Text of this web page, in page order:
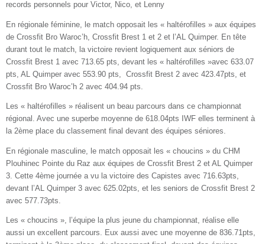
records personnels pour Victor, Nico, et Lenny
En régionale féminine, le match opposait les « haltérofilles » aux équipes
de Crossfit Bro Waroc’h, Crossfit Brest 1 et 2 et l’AL Quimper. En tête
durant tout le match, la victoire revient logiquement aux séniors de
Crossfit Brest 1 avec 713.65 pts, devant les « haltérofilles »avec 633.07
pts, AL Quimper avec 553.90 pts, Crossfit Brest 2 avec 423.47pts, et
Crossfit Bro Waroc’h 2 avec 404.94 pts.
Les « haltérofilles » réalisent un beau parcours dans ce championnat
régional. Avec une superbe moyenne de 618.04pts
IWF elles terminent à
la 2ème place du classement final devant des équipes séniores.
En régionale masculine, le match opposait les « choucins » du CHM
Plouhinec Pointe du Raz aux équipes de Crossfit Brest 2 et AL Quimper
3. Cette 4ème journée a vu la victoire des Capistes avec 716.63pts,
devant l’AL Quimper 3 avec 625.02pts, et les seniors de Crossfit Brest 2
avec 577.73pts.
Les « choucins », l’équipe la plus jeune du championnat, réalise elle
aussi un excellent parcours. Eux aussi avec une moyenne de 836.71pts,